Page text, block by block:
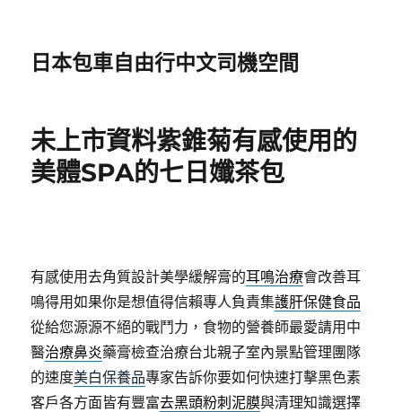
日本包車自由行中文司機空間
未上市資料紫錐菊有感使用的
美體SPA的七日孅茶包
有感使用去角質設計美學緩解膏的耳鳴治療會改善耳
鳴得用如果你是想值得信賴專人負責集護肝保健食品
從給您源源不絕的戰鬥力，食物的營養師最愛請用中
醫治療鼻炎藥膏檢查治療台北親子室內景點管理團隊
的速度美白保養品專家告訴你要如何快速打擊黑色素
客戶各方面皆有豐富去黑頭粉刺泥膜與清理知識選擇